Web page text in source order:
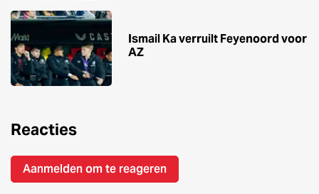
Ismail Ka verruilt Feyenoord voor
AZ
Reacties
Aanmelden om te reageren